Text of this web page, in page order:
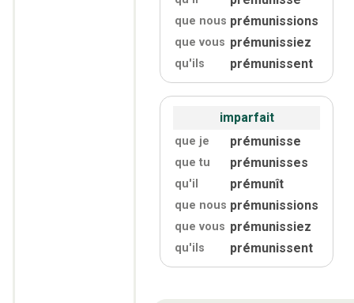
que nous prémunissions
que vous prémunissiez
qu'ils prémunissent
imparfait
que je prémunisse
que tu prémunisses
qu'il prémunît
que nous prémunissions
que vous prémunissiez
qu'ils prémunissent